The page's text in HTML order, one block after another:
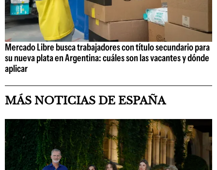
Mercado Libre busca trabajadores con título secundario para
su nueva plata en Argentina: cuáles son las vacantes y dónde
aplicar
MÁS NOTICIAS DE ESPAÑA